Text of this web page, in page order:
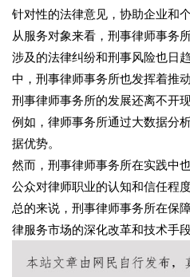
针对性的法律意见，协助企业和
从服务对象来看，刑事律师事务
涉及的法律纠纷和刑事风险也日
中，刑事律师事务所也发挥着推
刑事律师事务所的发展还离不开
例如，律师事务所通过大数据分
据优势。
然而，刑事律师事务所在实践中
公众对律师职业的认知和信任程
总的来说，刑事律师事务所在保
律服务市场的深化改革和技术手